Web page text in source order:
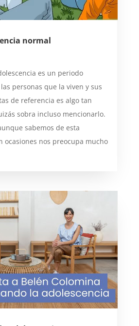
normal
es un periodo
personas que la viven y sus
de referencia es algo tan
sobra incluso mencionarlo.
sabemos de esta
ocasiones nos preocupa mucho